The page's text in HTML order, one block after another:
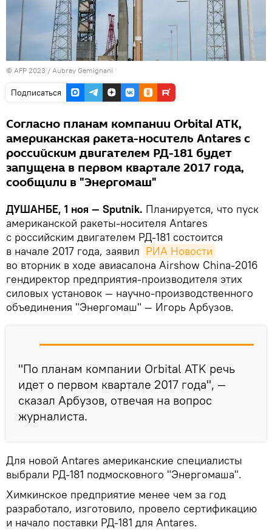
© AFP 2023 / Aubrey Gemignani
Подписаться
Согласно планам компании Orbital ATK,
американская ракета-носитель Antares с
российским двигателем РД-181 будет
запущена в первом квартале 2017 года,
сообщили в "Энергомаш"
ДУШАНБЕ, 1 ноя — Sputnik. Планируется, что пуск
американской ракеты-носителя Antares
с российским двигателем РД-181 состоится
в начале 2017 года, заявил РИА Новости
во вторник в ходе авиасалона Airshow China-2016
гендиректор предприятия-производителя этих
силовых установок — научно-производственного
объединения "Энергомаш" — Игорь Арбузов.
"По планам компании Orbital ATK речь
идет о первом квартале 2017 года", —
сказал Арбузов, отвечая на вопрос
журналиста.
Для новой Antares американские специалисты
выбрали РД-181 подмосковного "Энергомаша".
Химкинское предприятие менее чем за год
разработало, изготовило, провело сертификацию
и начало поставки РД-181 для Antares.